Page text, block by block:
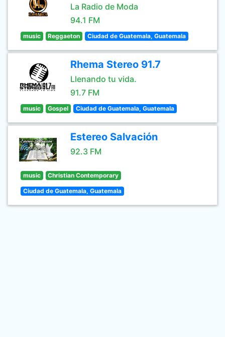
La Radio de Moda
94.1 FM
music Reggaeton Ciudad de Guatemala, Guatemala
Rhema Stereo 91.7
Llenando tu vida.
91.7 FM
music Gospel Ciudad de Guatemala, Guatemala
Estereo Salvación
92.3 FM
music Christian Contemporary
Ciudad de Guatemala, Guatemala